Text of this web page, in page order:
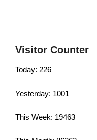
Visitor Counter
Today: 226
Yesterday: 1001
This Week: 19463